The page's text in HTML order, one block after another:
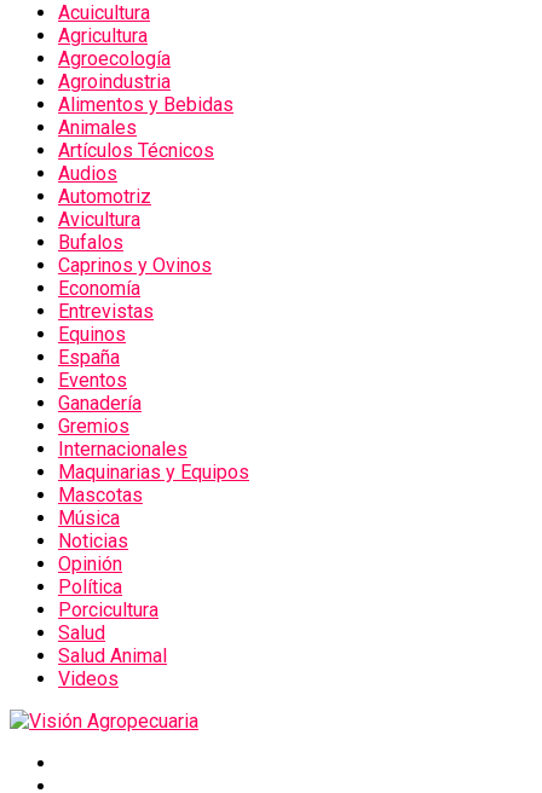
Acuicultura
Agricultura
Agroecología
Agroindustria
Alimentos y Bebidas
Animales
Artículos Técnicos
Audios
Automotriz
Avicultura
Bufalos
Caprinos y Ovinos
Economía
Entrevistas
Equinos
España
Eventos
Ganadería
Gremios
Internacionales
Maquinarias y Equipos
Mascotas
Música
Noticias
Opinión
Política
Porcicultura
Salud
Salud Animal
Videos